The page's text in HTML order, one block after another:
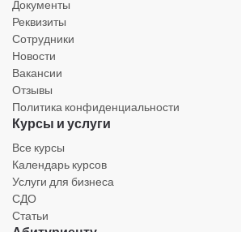
Документы
Реквизиты
Сотрудники
Новости
Вакансии
Отзывы
Политика конфиденциальности
Курсы и услуги
Все курсы
Календарь курсов
Услуги для бизнеса
СДО
Статьи